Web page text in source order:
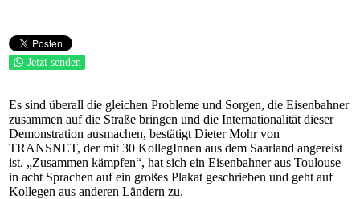
Jetzt senden
Es sind überall die gleichen Probleme und Sorgen, die Eisenbahner
zusammen auf die Straße bringen und die Internationalität dieser
Demonstration ausmachen, bestätigt Dieter Mohr von
TRANSNET, der mit 30 KollegInnen aus dem Saarland angereist
ist. „Zusammen kämpfen“, hat sich ein Eisenbahner aus Toulouse
in acht Sprachen auf ein großes Plakat geschrieben und geht auf
Kollegen aus anderen Ländern zu.